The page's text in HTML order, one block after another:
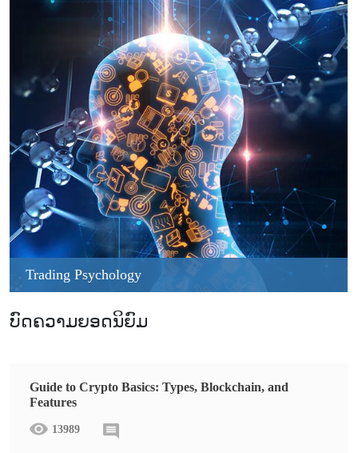
Trading Psychology
ບົດຄວາມຍອດນິຍົມ
Guide to Crypto Basics: Types, Blockchain, and
Features
13989